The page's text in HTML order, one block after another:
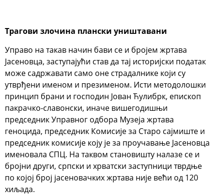
Трагови злочина плански уништавани
Управо на такав начин бави се и бројем жртава
Јасеновца, заступајући став да тај историјски податак
може садржавати само оне страдалнике који су
утврђени именом и презименом. Исти методолошки
принцип брани и господин Јован Ћулибрк, епископ
пакрачко-славонски, иначе вишегодишњи
председник Управног одбора Музеја жртава
геноцида, председник Комисије за Старо сајмиште и
председник комисије коју је за проучавање Јасеновца
именовала СПЦ. На таквом становишту налазе се и
бројни други, српски и хрватски заступници тврдње
по којој број јасеновачких жртава није већи од 120
хиљада.